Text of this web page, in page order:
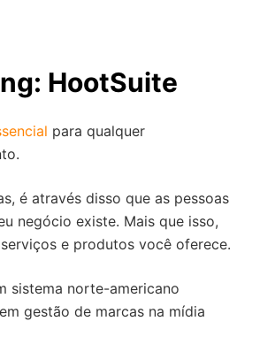
HootSuite
para qualquer
é através disso que as pessoas
negócio existe. Mais que isso,
e produtos você oferece.
sistema norte-americano
gestão de marcas na mídia